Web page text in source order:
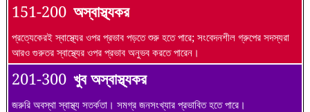
151-200 অস্বাস্থ্যকর
প্রত্যেকেরই স্বাস্থ্যের ওপর প্রভাব পড়তে শুরু হতে পারে; সংবেদনশীল গ্রুপের সদস্যরা
আরও গুরুতর স্বাস্থ্যের ওপর প্রভাব অনুভব করতে পারেন।
201-300 খুব অস্বাস্থ্যকর
জরুরি অবস্থা স্বাস্থ্য সতর্কতা। সমগ্র জনসংখ্যার প্রভাবিত হতে পারে।